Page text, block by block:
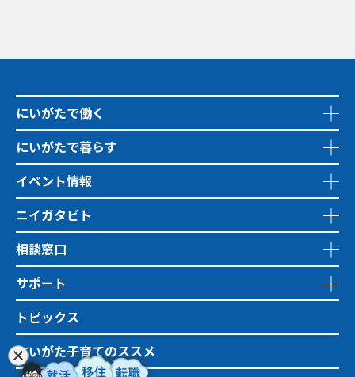
にいがたで働く
にいがたで暮らす
イベント情報
ニイガタビト
相談窓口
サポート
トピックス
にいがた子育てのススメ